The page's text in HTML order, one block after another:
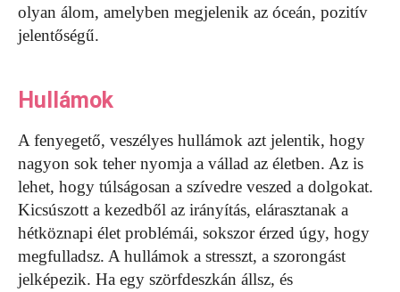
olyan álom, amelyben megjelenik az óceán, pozitív
jelentőségű.
Hullámok
A fenyegető, veszélyes hullámok azt jelentik, hogy
nagyon sok teher nyomja a vállad az életben. Az is
lehet, hogy túlságosan a szívedre veszed a dolgokat.
Kicsúszott a kezedből az irányítás, elárasztanak a
hétköznapi élet problémái, sokszor érzed úgy, hogy
megfulladsz. A hullámok a stresszt, a szorongást
jelképezik. Ha egy szörfdeszkán állsz, és